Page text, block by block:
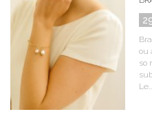
ou
so
Le...